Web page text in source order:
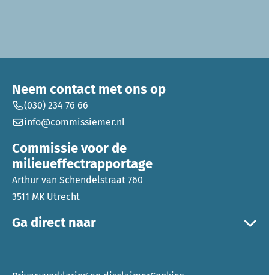
Ga direct naar
Neem contact met ons op
(030) 234 76 66
info@commissiemer.nl
Commissie voor de
milieueffectrapportage
Arthur van Schendelstraat 760
3511 MK Utrecht